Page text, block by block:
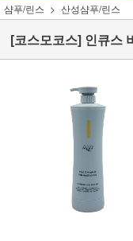
샴푸/린스 산성샴푸/린스
[코스모코스] 인큐스